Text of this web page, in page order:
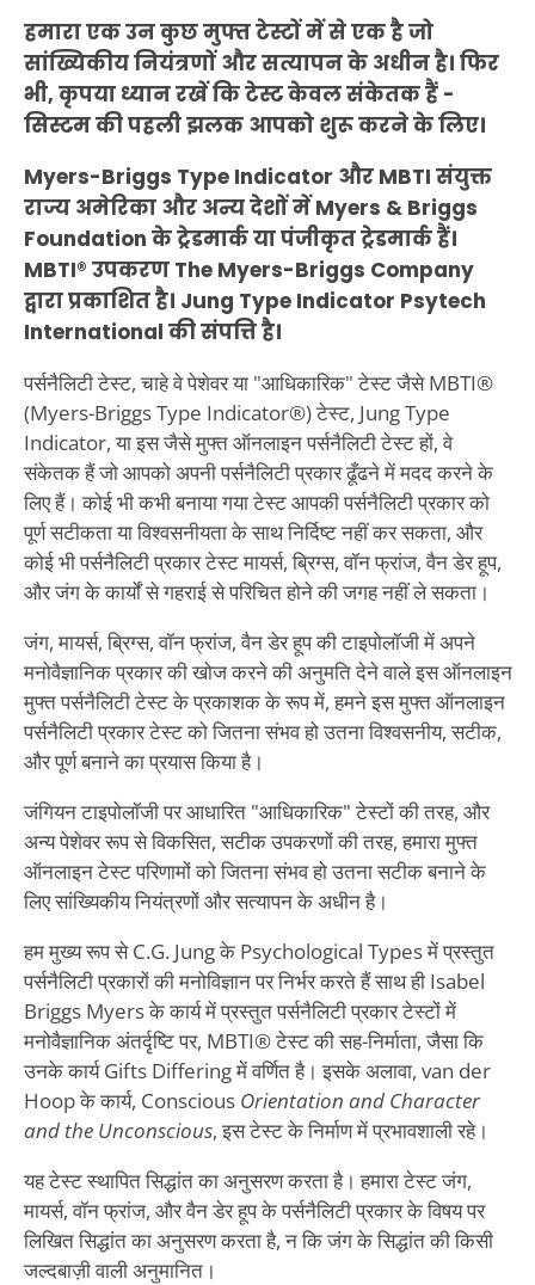
हमारा एक उन कुछ मुफ्त टेस्टों में से एक है जो
सांख्यिकीय नियंत्रणों और सत्यापन के अधीन है। फिर
भी, कृपया ध्यान रखें कि टेस्ट केवल संकेतक हैं -
सिस्टम की पहली झलक आपको शुरू करने के लिए।
Myers-Briggs Type Indicator और MBTI संयुक्त
राज्य अमेरिका और अन्य देशों में Myers & Briggs
Foundation के ट्रेडमार्क या पंजीकृत ट्रेडमार्क हैं।
MBTI® उपकरण The Myers-Briggs Company
द्वारा प्रकाशित है। Jung Type Indicator Psytech
International की संपत्ति है।
पर्सनैलिटी टेस्ट, चाहे वे पेशेवर या "आधिकारिक" टेस्ट जैसे MBTI®
(Myers-Briggs Type Indicator®) टेस्ट, Jung Type
Indicator, या इस जैसे मुफ्त ऑनलाइन पर्सनैलिटी टेस्ट हों, वे
संकेतक हैं जो आपको अपनी पर्सनैलिटी प्रकार ढूँढने में मदद करने के
लिए हैं। कोई भी कभी बनाया गया टेस्ट आपकी पर्सनैलिटी प्रकार को
पूर्ण सटीकता या विश्वसनीयता के साथ निर्दिष्ट नहीं कर सकता, और
कोई भी पर्सनैलिटी प्रकार टेस्ट मायर्स, ब्रिग्स, वॉन फ्रांज, वैन डेर हूप,
और जंग के कार्यों से गहराई से परिचित होने की जगह नहीं ले सकता।
जंग, मायर्स, ब्रिग्स, वॉन फ्रांज, वैन डेर हूप की टाइपोलॉजी में अपने
मनोवैज्ञानिक प्रकार की खोज करने की अनुमति देने वाले इस ऑनलाइन
मुफ्त पर्सनैलिटी टेस्ट के प्रकाशक के रूप में, हमने इस मुफ्त ऑनलाइन
पर्सनैलिटी प्रकार टेस्ट को जितना संभव हो उतना विश्वसनीय, सटीक,
और पूर्ण बनाने का प्रयास किया है।
जंगियन टाइपोलॉजी पर आधारित "आधिकारिक" टेस्टों की तरह, और
अन्य पेशेवर रूप से विकसित, सटीक उपकरणों की तरह, हमारा मुफ्त
ऑनलाइन टेस्ट परिणामों को जितना संभव हो उतना सटीक बनाने के
लिए सांख्यिकीय नियंत्रणों और सत्यापन के अधीन है।
हम मुख्य रूप से C.G. Jung के Psychological Types में प्रस्तुत
पर्सनैलिटी प्रकारों की मनोविज्ञान पर निर्भर करते हैं साथ ही Isabel
Briggs Myers के कार्य में प्रस्तुत पर्सनैलिटी प्रकार टेस्टों में
मनोवैज्ञानिक अंतर्दृष्टि पर, MBTI® टेस्ट की सह-निर्माता, जैसा कि
उनके कार्य Gifts Differing में वर्णित है। इसके अलावा, van der
Hoop के कार्य, Conscious Orientation and Character
and the Unconscious, इस टेस्ट के निर्माण में प्रभावशाली रहे।
यह टेस्ट स्थापित सिद्धांत का अनुसरण करता है। हमारा टेस्ट जंग,
मायर्स, वॉन फ्रांज, और वैन डेर हूप के पर्सनैलिटी प्रकार के विषय पर
लिखित सिद्धांत का अनुसरण करता है, न कि जंग के सिद्धांत की किसी
जल्दबाज़ी वाली अनुमानित।